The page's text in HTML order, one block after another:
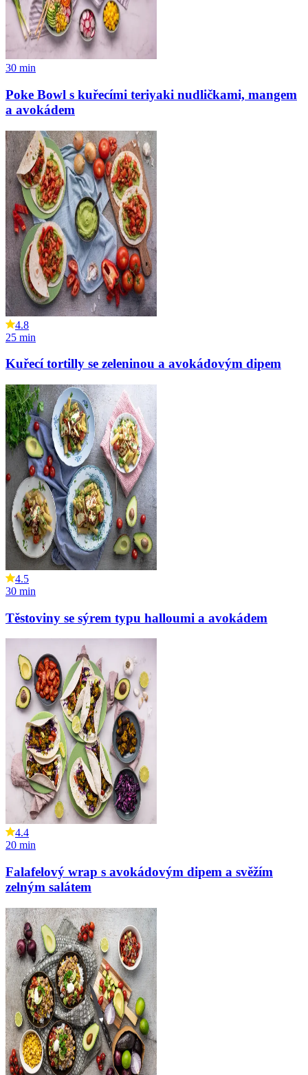
30 min
Poke Bowl s kuřecími teriyaki nudličkami, mangem
a avokádem
4.8
25 min
Kuřecí tortilly se zeleninou a avokádovým dipem
4.5
30 min
Těstoviny se sýrem typu halloumi a avokádem
4.4
20 min
Falafelový wrap s avokádovým dipem a svěžím
zelným salátem